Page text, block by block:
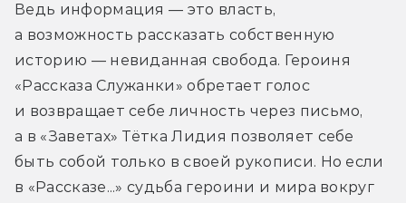
Ведь информация — это власть,
а возможность рассказать собственную
историю — невиданная свобода. Героиня
«Рассказа Служанки» обретает голос
и возвращает себе личность через письмо,
а в «Заветах» Тётка Лидия позволяет себе
быть собой только в своей рукописи. Но если
в «Рассказе...» судьба героини и мира вокруг